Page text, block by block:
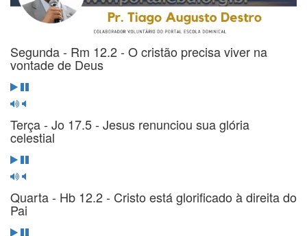
Segunda - Rm 12.2 - O cristão precisa viver na
vontade de Deus
Terça - Jo 17.5 - Jesus renunciou sua glória
celestial
Quarta - Hb 12.2 - Cristo está glorificado à direita do
Pai